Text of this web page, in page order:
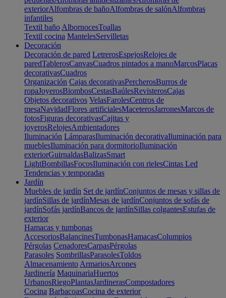
exteriorAlfombras de bañoAlfombras de salónAlfombras
infantiles
Textil baño AlbornocesToallas
Textil cocina MantelesServilletas
Decoración
Decoración de pared LetrerosEspejosRelojes de
paredTablerosCanvasCuadros pintados a manoMarcosPlacas
decorativasCuadros
Organización Cajas decorativasPercherosBurros de
ropaJoyerosBiombosCestasBaúlesRevisterosCajas
Objetos decorativos VelasFarolesCentros de
mesaNavidadFlores artificialesMaceterosJarronesMarcos de
fotosFiguras decorativasCajitas y
joyerosRelojesAmbientadores
Iluminación LámparasIluminación decorativaIluminación para
mueblesIluminación para dormitorioIluminación
exteriorGuirnaldasBalizasSmart
LightBombillasFocosIluminación con rielesCintas Led
Tendencias y temporadas
Jardín
Muebles de jardín Set de jardínConjuntos de mesas y sillas de
jardínSillas de jardínMesas de jardínConjuntos de sofás de
jardínSofás jardínBancos de jardínSillas colgantesEstufas de
exterior
Hamacas y tumbonas
AccesoriosBalancinesTumbonasHamacasColumpios
Pérgolas CenadoresCarpasPérgolas
Parasoles SombrillasParasolesToldos
Almacenamiento ArmariosArcones
Jardinería MaquinariaHuertos
UrbanosRiegoPlantasJardinerasCompostadores
Cocina BarbacoasCocina de exterior